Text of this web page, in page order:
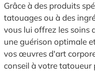
Grâce à des produits
tatouages ou à des
vous lui offrez les soins
une guérison optimale
vos œuvres d'art
conseil à votre